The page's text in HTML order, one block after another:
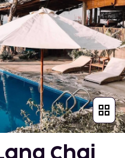
Chai